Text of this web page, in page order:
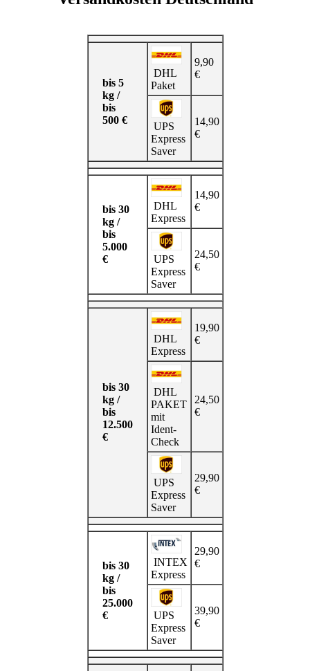
bis 5
kg /
bis
500 €
DHL
Paket
9,90
€
UPS
Express
Saver
14,90
€
bis 30
kg /
bis
5.000
€
DHL
Express
14,90
€
UPS
Express
Saver
24,50
€
bis 30
kg /
bis
12.500
€
DHL
Express
19,90
€
DHL
PAKET
mit
Ident-
Check
24,50
€
UPS
Express
Saver
29,90
€
bis 30
kg /
bis
25.000
€
INTEX
Express
29,90
€
UPS
Express
Saver
39,90
€